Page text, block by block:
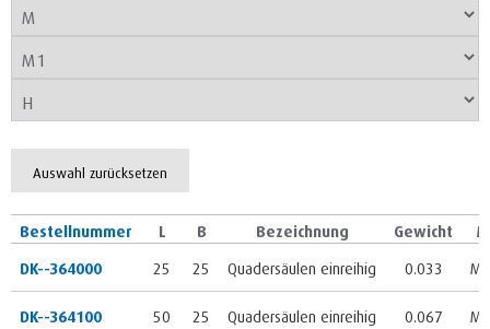
Auswahl zurücksetzen
Bestellnummer L B Bezeichnung Gewicht
M
DK--364000
25 25 Quadersäulen einreihig 0.033
M
DK--364100
50 25 Quadersäulen einreihig 0.067
M